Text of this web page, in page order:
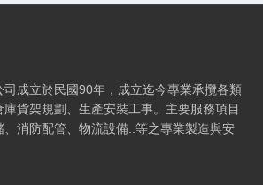
網站概要、主導覽與聯絡方式
司成立於民國90年，成立迄今專業承攬各類
貨架規劃、生產安裝工事。主要服務項目
消防配管、物流設備..等之專業製造與安